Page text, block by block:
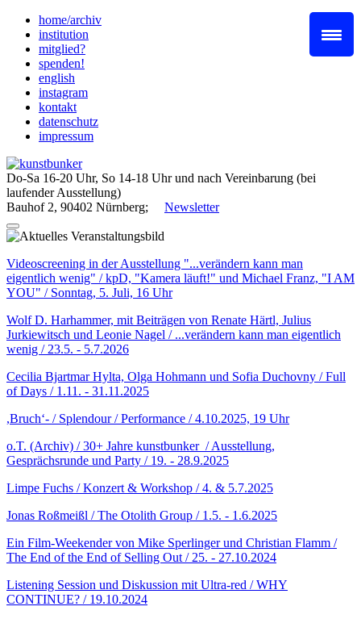
Skip
content
home/archiv
institution
mitglied?
spenden!
english
instagram
kontakt
datenschutz
impressum
Do-Sa 16-20 Uhr, So 14-18 Uhr und nach Vereinbarung (bei
laufender Ausstellung)
Bauhof 2, 90402 Nürnberg; Newsletter
Videoscreening in der Ausstellung "...verändern kann man
eigentlich wenig" / kpD, "Kamera läuft!" und Michael Franz, "I AM
YOU" / Sonntag, 5. Juli, 16 Uhr
Wolf D. Harhammer, mit Beiträgen von Renate Härtl, Julius
Jurkiewitsch und Leonie Nagel / ...verändern kann man eigentlich
wenig / 23.5. - 5.7.2026
Cecilia Bjartmar Hylta, Olga Hohmann und Sofia Duchovny / Full
of Days / 1.11. - 31.11.2025
,Bruch‘- / Splendour / Performance / 4.10.2025, 19 Uhr
o.T. (Archiv) / 30+ Jahre kunstbunker / Ausstellung,
Gesprächsrunde und Party / 19. - 28.9.2025
Limpe Fuchs / Konzert & Workshop / 4. & 5.7.2025
Jonas Roßmeißl / The Otolith Group / 1.5. - 1.6.2025
Ein Film-Weekender von Mike Sperlinger und Christian Flamm /
The End of the End of Selling Out / 25. - 27.10.2024
Listening Session und Diskussion mit Ultra-red / WHY
CONTINUE? / 19.10.2024